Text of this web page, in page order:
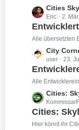
t
ä
g
e
e
B
t
ä
g
e
L
e
t
z
e
B
t
ä
g
Cities
Eric 2.
Alle übersetzten
L
t
z
e
B
City Corner #9
user 23.
Alle
L
e
t
z
Cities: Skylines
Cities:
Hier könnt ihr